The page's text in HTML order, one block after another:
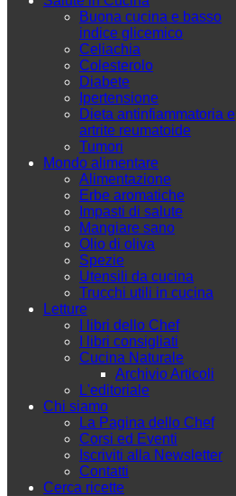
Buona cucina e basso
indice glicemico
Celiachia
Colesterolo
Diabete
Ipertensione
Dieta antinfiammatoria e
artrite reumatoide
Tumori
Mondo alimentare
Alimentazione
Erbe aromatiche
Impasti di salute
Mangiare sano
Olio di oliva
Spezie
Utensili da cucina
Trucchi utili in cucina
Letture
I libri dello Chef
I libri consigliati
Cucina Naturale
Archivio Articoli
L'editoriale
Chi siamo
La Pagina dello Chef
Corsi ed Eventi
Iscriviti alla Newsletter
Contatti
Cerca ricette